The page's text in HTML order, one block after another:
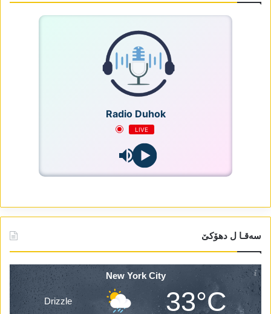
Radio Duhok
LIVE
سەقـا ل دھۆکێ
New York City
33°C
Drizzle